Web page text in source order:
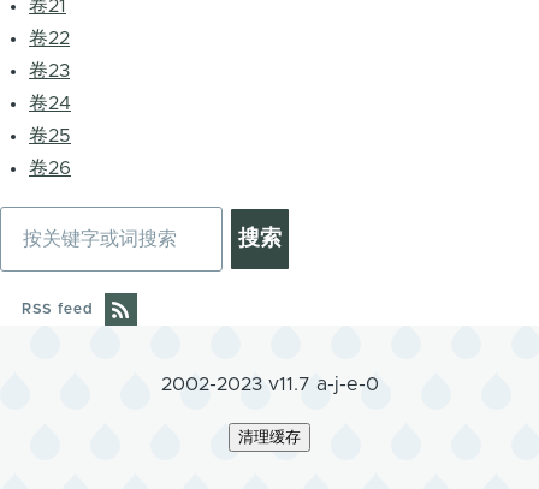
卷21
卷22
卷23
卷24
卷25
卷26
RSS feed
2002-2023 v11.7 a-j-e-0